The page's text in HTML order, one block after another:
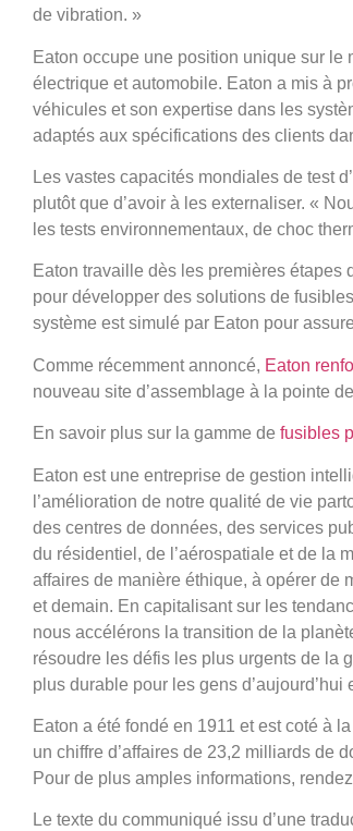
de vibration. »
Eaton occupe une position unique sur le
électrique et automobile. Eaton a mis à
véhicules et son expertise dans les
adaptés aux spécifications des clients
Les vastes capacités mondiales de test
plutôt que d’avoir à les externaliser. «
les tests environnementaux, de choc
Eaton travaille dès les premières
pour développer des solutions de
système est simulé par Eaton pour
Comme récemment annoncé, Eaton
nouveau site d’assemblage à la pointe
En savoir plus sur la gamme de fusibles
Eaton est une entreprise de gestion
l’amélioration de notre qualité de vie
des centres de données, des services
du résidentiel, de l’aérospatiale et de la
affaires de manière éthique, à opérer de
et demain. En capitalisant sur les
nous accélérons la transition de la
résoudre les défis les plus urgents de la
plus durable pour les gens
Eaton a été fondé en 1911 et est coté à
un chiffre d’affaires de 23,2 milliards de
Pour de plus amples informations,
Le texte du communiqué issu d’une